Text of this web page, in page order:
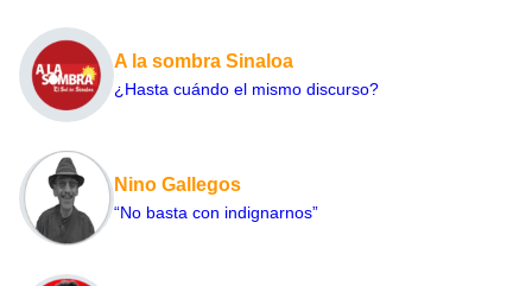
A la sombra Sinaloa
¿Hasta cuándo el mismo discurso?
Nino Gallegos
“No basta con indignarnos”